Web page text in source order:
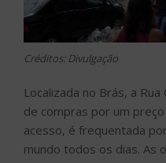
Créditos: Divulgação
Localizada no Brás, a
de compras por um
acesso, é frequentada
mundo todos os dias. As